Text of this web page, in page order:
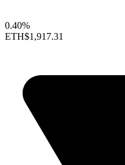
0.40%
ETH$1,917.31